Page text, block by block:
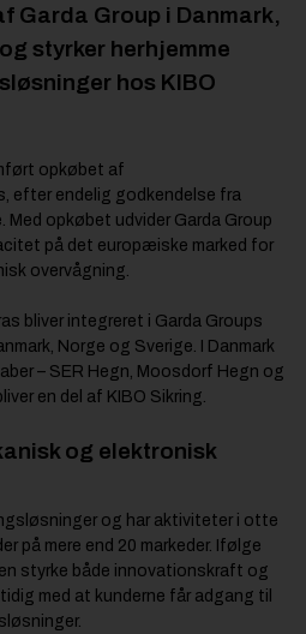
Garda Group i Danmark,
styrker herhjemme
hos KIBO
opkøbet af
efter endelig godkendelse fra
Med opkøbet udvider Garda Group
på det europæiske marked for
overvågning.
bliver integreret i Garda Groups
Norge og Sverige. I Danmark
– SER Hegn, Moosdorf Hegn og
en del af KIBO Sikring.
og elektronisk
og har aktiviteter i otte
på mere end 20 markeder. Ifølge
styrke både innovationskraft og
med at kunderne får adgang til